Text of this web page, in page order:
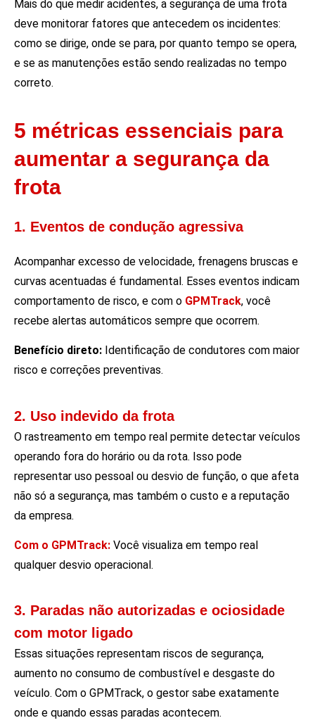
Mais do que medir acidentes, a segurança de uma frota
deve monitorar fatores que antecedem os incidentes:
como se dirige, onde se para, por quanto tempo se opera,
e se as manutenções estão sendo realizadas no tempo
correto.
5 métricas essenciais para
aumentar a segurança da
frota
1. Eventos de condução agressiva
Acompanhar excesso de velocidade, frenagens bruscas e
curvas acentuadas é fundamental. Esses eventos indicam
comportamento de risco, e com o GPMTrack, você
recebe alertas automáticos sempre que ocorrem.
Benefício direto: Identificação de condutores com maior
risco e correções preventivas.
2. Uso indevido da frota
O rastreamento em tempo real permite detectar veículos
operando fora do horário ou da rota. Isso pode
representar uso pessoal ou desvio de função, o que afeta
não só a segurança, mas também o custo e a reputação
da empresa.
Com o GPMTrack: Você visualiza em tempo real
qualquer desvio operacional.
3. Paradas não autorizadas e ociosidade
com motor ligado
Essas situações representam riscos de segurança,
aumento no consumo de combustível e desgaste do
veículo. Com o GPMTrack, o gestor sabe exatamente
onde e quando essas paradas acontecem.